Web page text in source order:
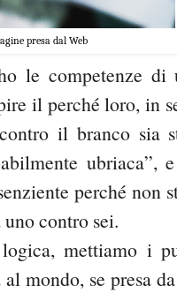
presa dal Web
le competenze
il perché loro, in
il branco sia
ubriaca”,
perché non
contro sei.
mettiamo i
al mondo, se presa